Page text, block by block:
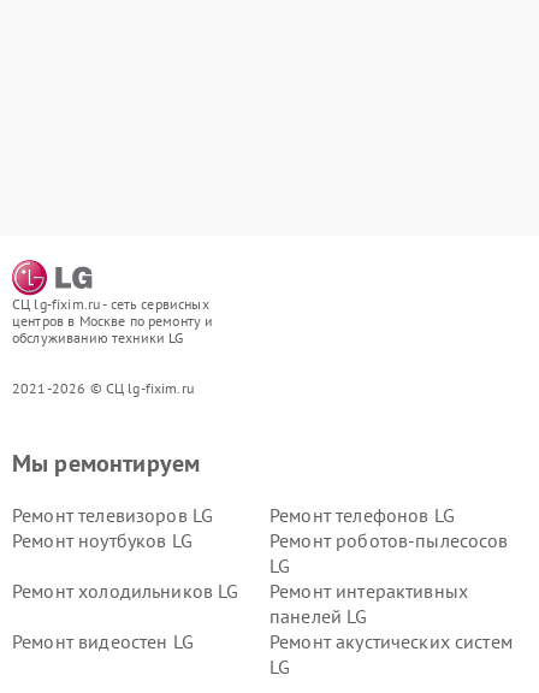
СЦ lg-fixim.ru - сеть сервисных
центров в Москве по ремонту и
обслуживанию техники LG
2021-2026 © СЦ lg-fixim.ru
Мы ремонтируем
Ремонт телевизоров LG
Ремонт телефонов LG
Ремонт ноутбуков LG
Ремонт роботов-пылесосов
LG
Ремонт холодильников LG
Ремонт интерактивных
панелей LG
Ремонт видеостен LG
Ремонт акустических систем
LG